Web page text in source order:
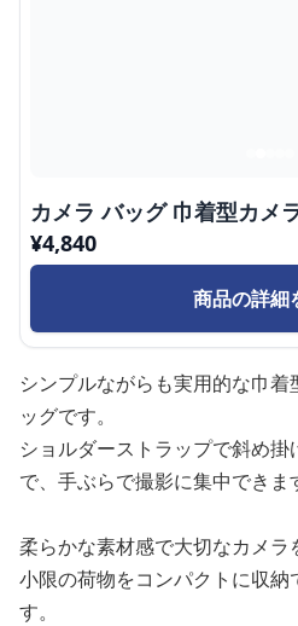
カメラ バッグ 巾着型カメ
¥4,840
商品の詳細
シンプルながらも実用的な巾
ッグです。
ショルダーストラップで斜め
で、手ぶらで撮影に集中できま
柔らかな素材感で大切なカメ
小限の荷物をコンパクトに収
す。